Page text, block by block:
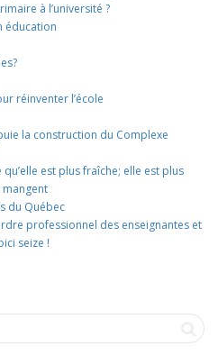
à l’université ?
éducation
réinventer l’école
la construction du Complexe
est plus fraîche; elle est plus
du Québec
professionnel des enseignantes et
seize !